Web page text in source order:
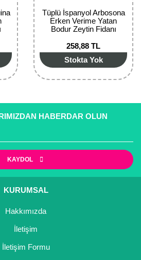
Tüplü İspanyol Arbosona
Erken Verime Yatan
Bodur Zeytin Fidanı
258,88 TL
Stokta Yok
HABERDAR OLUN
KAYDOL
KURUMSAL
Hakkımızda
İletişim
İletişim Formu